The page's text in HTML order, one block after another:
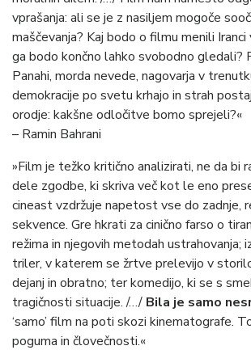
vprašanja: ali se je z nasiljem mogoče
maščevanja? Kaj bodo o filmu menili
ga bodo končno lahko svobodno gledali?
Panahi, morda nevede, nagovarja v
demokracije po svetu krhajo in strah
orodje: kakšne odločitve bomo sprejeli?«
– Ramin Bahrani
»Film je težko kritično analizirati, ne da bi
dele zgodbe, ki skriva več kot le eno
cineast vzdržuje napetost vse do zadnje,
sekvence. Gre hkrati za cinično farso o
režima in njegovih metodah ustrahovanja;
triler, v katerem se žrtve prelevijo v
dejanj in obratno; ter komedijo, ki se s
tragičnosti situacije. /…/ Bila je samo
‘samo’ film na poti skozi kinematografe.
poguma in človečnosti.«